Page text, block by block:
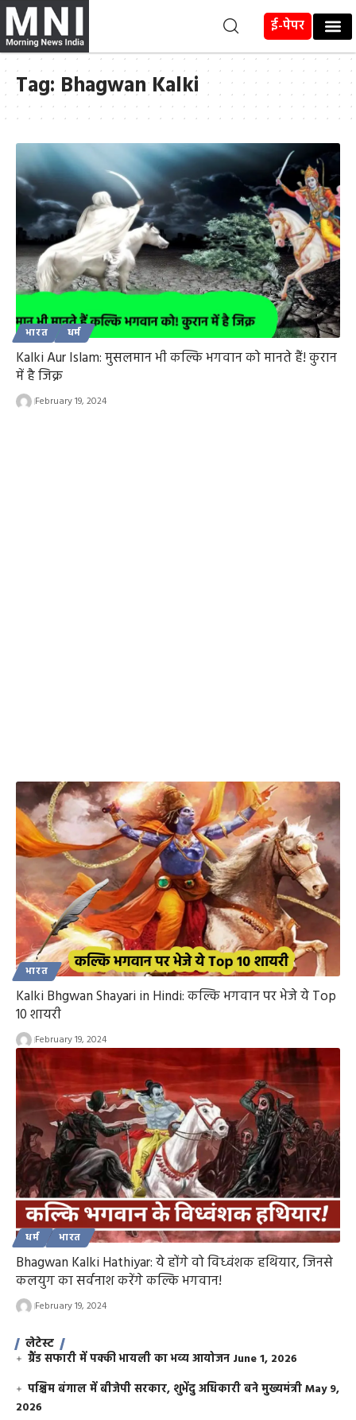
ई-पेपर
Tag: Bhagwan Kalki
भारत धर्म
Kalki Aur Islam: मुसलमान भी कल्कि भगवान को मानते हैं! कुरान
में है जिक्र
February 19, 2024
भारत
Kalki Bhgwan Shayari in Hindi: कल्कि भगवान पर भेजे ये Top
10 शायरी
February 19, 2024
धर्म भारत
Bhagwan Kalki Hathiyar: ये होंगे वो विध्वंशक हथियार, जिनसे
कलयुग का सर्वनाश करेंगे कल्कि भगवान!
February 19, 2024
लेटेस्ट
ग्रैंड सफारी में पक्की भायली का भव्य आयोजन June 1, 2026
पश्चिम बंगाल में बीजेपी सरकार, शुभेंदु अधिकारी बने मुख्यमंत्रीMay 9,
2026